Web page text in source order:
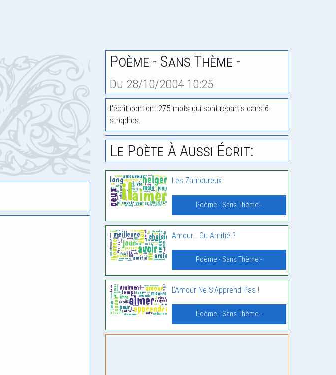
Poème - Sans Thème -
Du 28/10/2004 10:25
L'écrit contient 275 mots qui sont répartis dans 6
strophes.
Le Poète À Aussi Écrit:
Les Zamoureux
Poème - Sans Thème -
Amour… Ou Amitié ?
Poème - Sans Thème -
L’Amour Ne S’Apprend Pas !
Poème - Sans Thème -